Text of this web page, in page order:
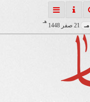
21 صفر 1448
هـ